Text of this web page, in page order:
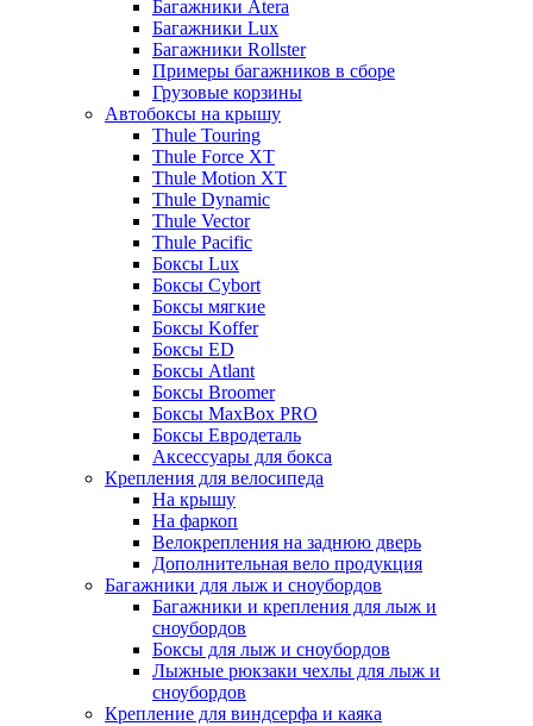
Багажники Atera
Багажники Lux
Багажники Rollster
Примеры багажников в сборе
Грузовые корзины
Автобоксы на крышу
Thule Touring
Thule Force XT
Thule Motion XT
Thule Dynamic
Thule Vector
Thule Pacific
Боксы Lux
Боксы Cybort
Боксы мягкие
Боксы Koffer
Боксы ED
Боксы Atlant
Боксы Broomer
Боксы MaxBox PRO
Боксы Евродеталь
Аксессуары для бокса
Крепления для велосипеда
На крышу
На фаркоп
Велокрепления на заднюю дверь
Дополнительная вело продукция
Багажники для лыж и сноубордов
Багажники и крепления для лыж и
сноубордов
Боксы для лыж и сноубордов
Лыжные рюкзаки чехлы для лыж и
сноубордов
Крепление для виндсерфа и каяка